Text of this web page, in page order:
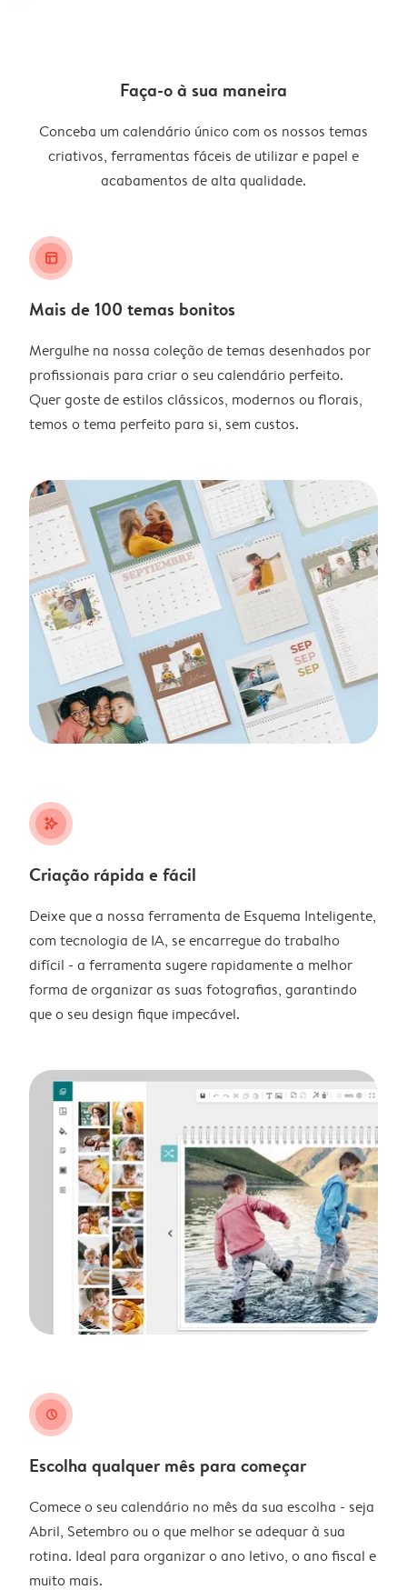
Faça-o à sua maneira
Conceba um calendário único com os nossos temas
criativos, ferramentas fáceis de utilizar e papel e
acabamentos de alta qualidade.
layout_alt
Mais de 100 temas bonitos
Mergulhe na nossa coleção de temas desenhados por
profissionais para criar o seu calendário perfeito.
Quer goste de estilos clássicos, modernos ou florais,
temos o tema perfeito para si, sem custos.
stars_plus
Criação rápida e fácil
Deixe que a nossa ferramenta de Esquema Inteligente,
com tecnologia de IA, se encarregue do trabalho
difícil - a ferramenta sugere rapidamente a melhor
forma de organizar as suas fotografias, garantindo
que o seu design fique impecável.
clock
Escolha qualquer mês para começar
Comece o seu calendário no mês da sua escolha - seja
Abril, Setembro ou o que melhor se adequar à sua
rotina. Ideal para organizar o ano letivo, o ano fiscal e
muito mais.